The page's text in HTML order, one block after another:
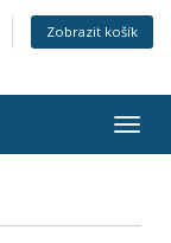
Zobrazit košík